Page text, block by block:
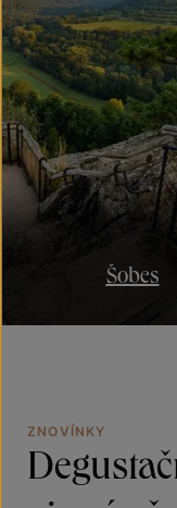
Šobes
ZNOVÍNKY